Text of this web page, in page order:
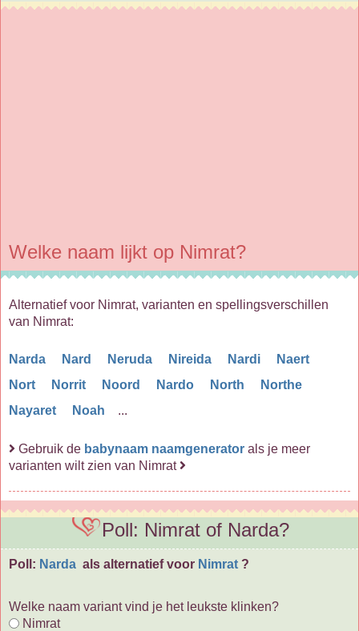
Welke naam lijkt op Nimrat?
Alternatief voor Nimrat, varianten en spellingsverschillen
van Nimrat:
Narda Nard Neruda Nireida Nardi
Naert
Nort
Norrit Noord Nardo North
Northe
Nayaret
Noah ...
Gebruik de babynaam naamgenerator als je meer
varianten wilt zien van Nimrat
Poll: Nimrat of Narda?
Poll: Narda als alternatief voor Nimrat ?
Welke naam variant vind je het leukste klinken?
Nimrat